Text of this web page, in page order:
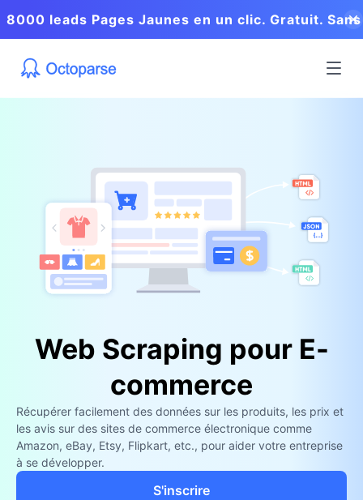
8000 leads Pages Jaunes en un clic. Gratuit. Sans
Web Scraping pour E-
commerce
Récupérer facilement des données sur les produits, les prix et
les avis sur des sites de commerce électronique comme
Amazon, eBay, Etsy, Flipkart, etc., pour aider votre entreprise
à se développer.
S'inscrire